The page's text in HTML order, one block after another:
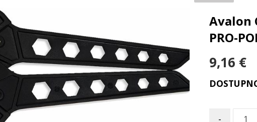
Avalon
PRO-
9,16 €
-